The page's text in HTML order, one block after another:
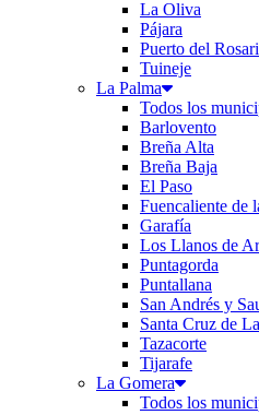
La Oliva
Pájara
Puerto del
Tuineje
La Palma
Todos los
Barlovento
Breña Alta
Breña Baja
El Paso
Fuencaliente de
Garafía
Los Llanos de
Puntagorda
Puntallana
San Andrés y
Santa Cruz de
Tazacorte
Tijarafe
La Gomera
Todos los